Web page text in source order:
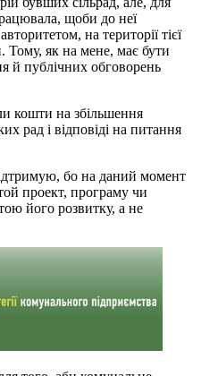
щоби до неї
на території тієї
Тому, як на мене, має бути
й публічних обговорень
кошти на збільшення
рад і відповіді на питання
бо на даний момент
проект, програму чи
його розвитку, а не